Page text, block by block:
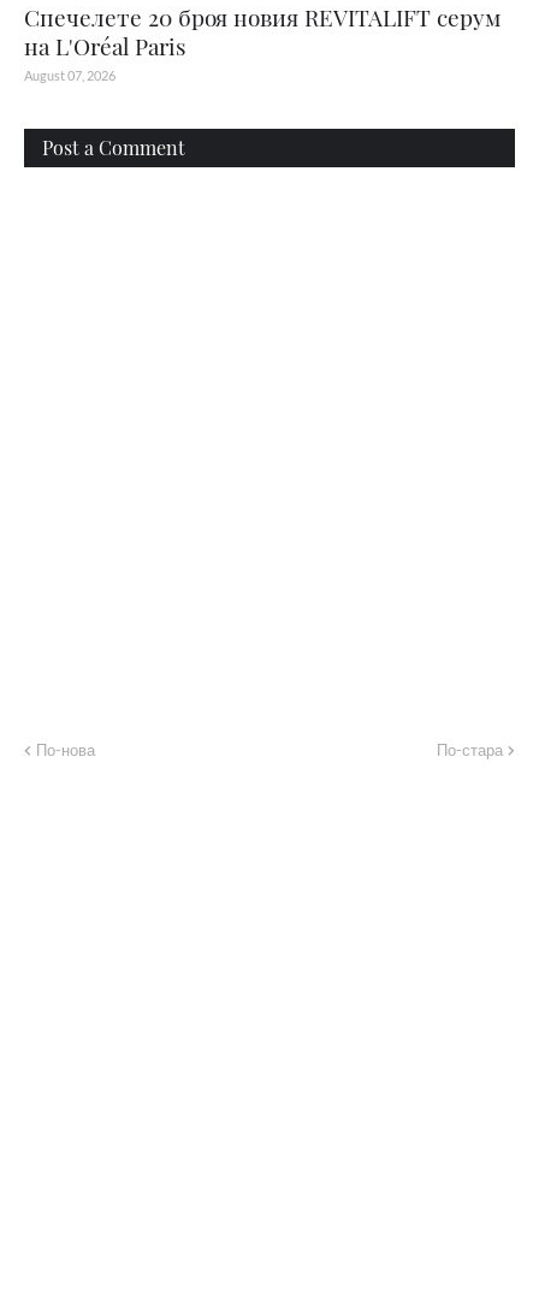
Спечелете 20 броя новия REVITALIFT серум
на L'Oréal Paris
August 07, 2026
Post a Comment
По-нова По-стара